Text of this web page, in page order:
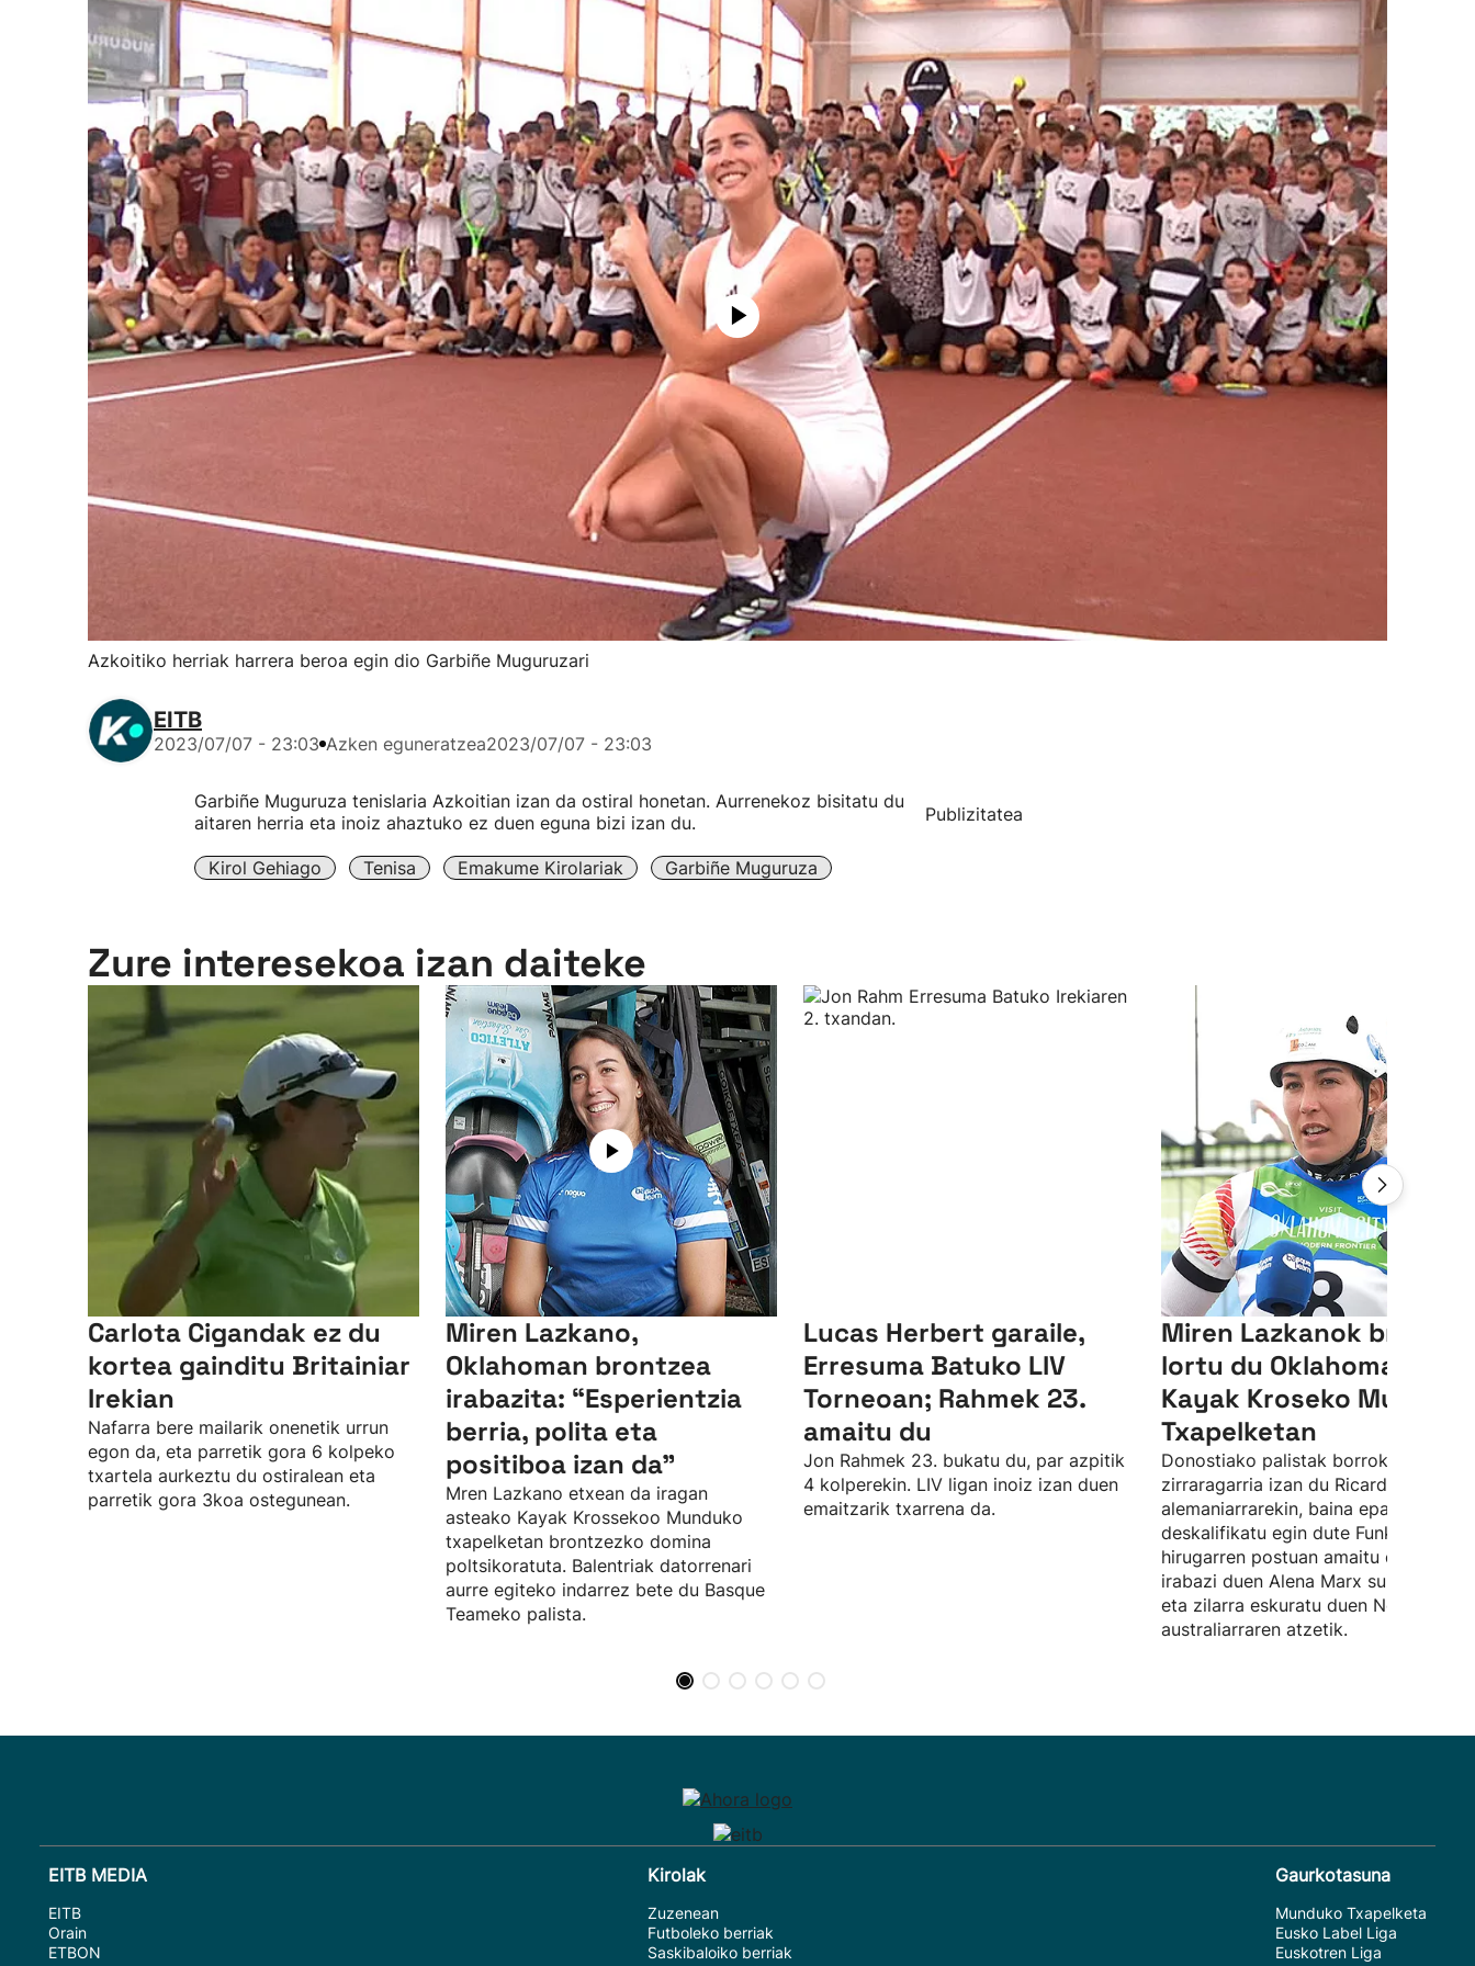
Azkoitiko herriak harrera beroa egin dio Garbiñe Muguruzari
EITB
2023/07/07 - 23:03 Azken eguneratzea2023/07/07 - 23:03
Garbiñe Muguruza tenislaria Azkoitian izan da ostiral honetan. Aurrenekoz bisitatu du
aitaren herria eta inoiz ahaztuko ez duen eguna bizi izan du.
Kirol Gehiago Tenisa Emakume Kirolariak Garbiñe Muguruza
Publizitatea
Zure interesekoa izan daiteke
Carlota Cigandak ez du
kortea gainditu Britainiar
Irekian
Nafarra bere mailarik onenetik urrun
egon da, eta parretik gora 6 kolpeko
txartela aurkeztu du ostiralean eta
parretik gora 3koa ostegunean.
Miren Lazkano,
Oklahoman brontzea
irabazita: “Esperientzia
berria, polita eta
positiboa izan da"
Mren Lazkano etxean da iragan
asteako Kayak Krossekoo Munduko
txapelketan brontzezko domina
poltsikoratuta. Balentriak datorrenari
aurre egiteko indarrez bete du Basque
Teameko palista.
Lucas Herbert garaile,
Erresuma Batuko LIV
Torneoan; Rahmek 23.
amaitu du
Jon Rahmek 23. bukatu du, par azpitik
4 kolperekin. LIV ligan inoiz izan duen
emaitzarik txarrena da.
Miren Lazkanok
lortu du Oklahomako
Kayak Kroseko
Txapelketan
Donostiako palistak borroka
zirraragarria izan du Ricarda Funk
alemaniarrarekin, baina epaileek
deskalifikatu egin dute Funk.
hirugarren postuan amaitu du, urrea
irabazi duen Alena Marx suitzarraren
eta zilarra eskuratu duen Noemie Fox
australiarraren atzetik.
EITB MEDIA
EITB
Orain
ETBON
Kirolak
Zuzenean
Futboleko berriak
Saskibaloiko berriak
Gaurkotasuna
Munduko Txapelketa
Eusko Label Liga
Euskotren Liga